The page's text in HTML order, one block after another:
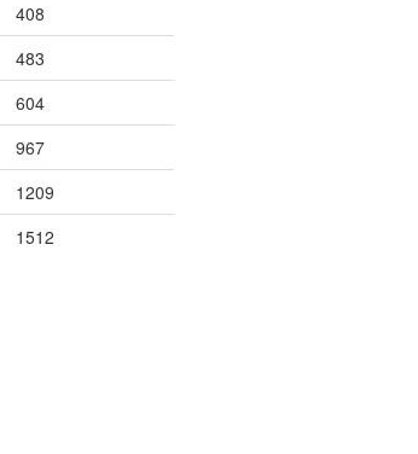
408
483
604
967
1209
1512